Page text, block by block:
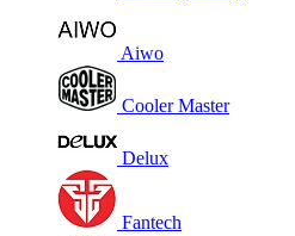
Aiwo
Cooler Master
Delux
Fantech